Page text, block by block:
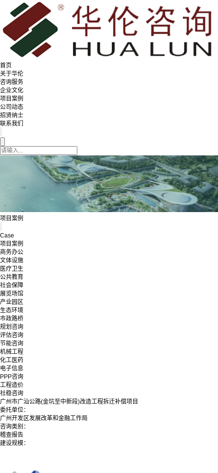
首页
关于华伦
咨询服务
企业文化
项目案例
公司动态
招贤纳士
联系我们
项目案例
Case
项目案例
商务办公
文体设施
医疗卫生
公共教育
社会保障
展览场馆
产业园区
生态环境
市政路桥
规划咨询
评估咨询
节能咨询
机械工程
化工医药
电子信息
PPP咨询
工程造价
社稳咨询
广州市广汕公路(金坑至中新段)改造工程拆迁补偿项目
委托单位：
广州开发区发展改革和金融工作局
咨询类别：
稽查报告
建设规模：